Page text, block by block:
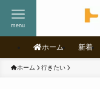
menu
ホーム 新着
ホーム 行きたい